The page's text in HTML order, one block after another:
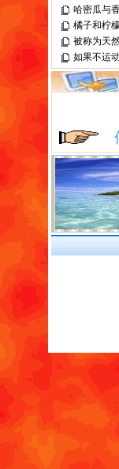
哈密瓜与
橘子和柠
被称为天
如果不运